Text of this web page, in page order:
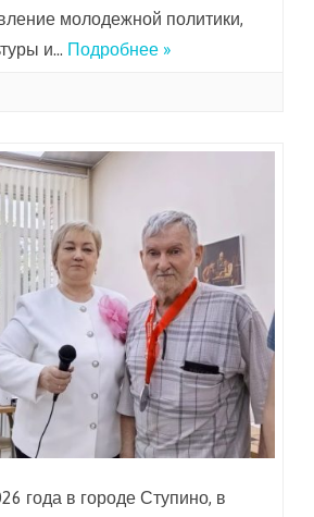
молодежной политики,
и… Подробнее »
года в городе Ступино, в